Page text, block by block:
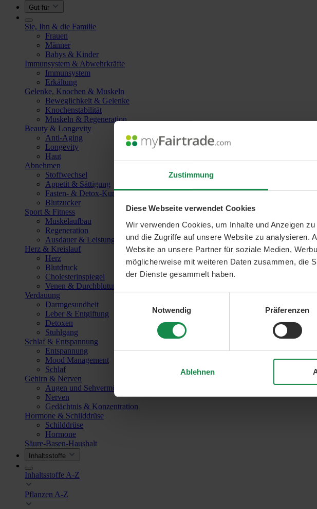
Zustimmung
Diese Webseite verwendet Cookies
Wir verwenden Cookies, um Inhalte und Anzeigen
und die Zugriffe auf unsere Website zu analysieren.
Website an unsere Partner für soziale Medien,
möglicherweise mit weiteren Daten zusammen, die
der Dienste gesammelt haben.
Notwendig
Präferenzen
Ablehnen
Gut für
Sie, Ihn & die Familie
Frauen
Männer
Babys & Kinder
Immunsystem & Abwehrkräfte
Immunsystem
Erkältung
Gelenke, Knochen & Muskeln
Beweglichkeit & Gelenke
Knochenstabilität
Muskeln & Regeneration
Beauty & Longevity
Anti-Aging
Longevity
Haut
Abnehmen
Stoffwechsel
Appetit & Sättigung
Fasten- & Detox-Kuren
Blutzucker
Sport & Fitness
Muskelaufbau
Regeneration
Ausdauer & Leistungssteigerung
Herz & Kreislauf
Herz
Blutdruck
Cholesterinspiegel
Venen & Durchblutung
Verdauung
Darmgesundheit
Leber & Entgiftung
Detoxen
Stuhlgang
Schlaf & Entspannung
Entspannung
Mood Management
Schlaf
Gehirn & Nerven
Augen und Sehvermögen
Nerven
Gedächtnis & Konzentration
Hormone & Schilddrüse
Schilddrüse
Hormone
Säure-Basen-Haushalt
Inhaltsstoffe
Inhaltsstoffe A-Z
Pflanzen A-Z